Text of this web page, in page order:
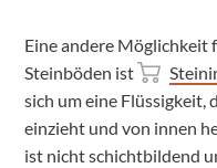
Eine andere Möglichkeit
Steinböden ist
sich um eine Flüssigkeit,
einzieht und von innen
ist nicht schichtbildend